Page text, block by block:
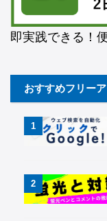
即実践できる！
おすすめフリー
1
2